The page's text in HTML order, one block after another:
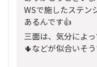
WSで施したステン
あるんです👍
三面は、気分によ
🌵などが似合いそ